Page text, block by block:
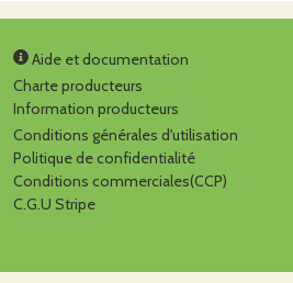
Aide et documentation
Charte producteurs
Information producteurs
Conditions générales d'utilisation
Politique de confidentialité
Conditions commerciales(CCP)
C.G.U Stripe